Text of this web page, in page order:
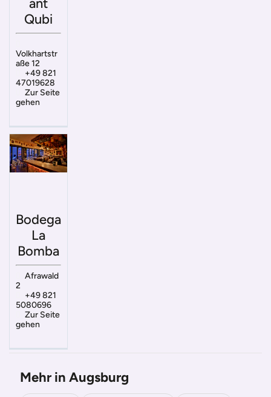
Qubi
Volkhartstr
aße 12
+49 821
47019628
Zur Seite
gehen
Bodega
La
Bomba
Afrawald
2
+49 821
5080696
Zur Seite
gehen
Mehr in Augsburg